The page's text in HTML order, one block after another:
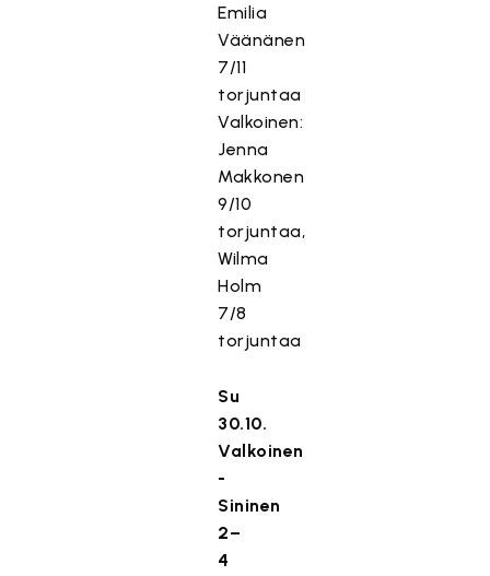
Emilia
Väänänen
7/11
torjuntaa
Valkoinen:
Jenna
Makkonen
9/10
torjuntaa,
Wilma
Holm
7/8
torjuntaa
Su
30.10.
Valkoinen
-
Sininen
2–
4